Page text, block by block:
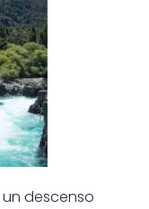
descenso